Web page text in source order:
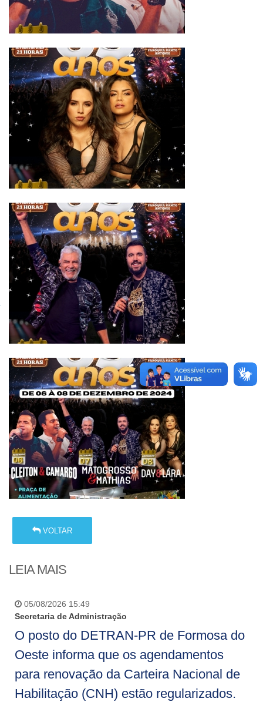
VOLTAR
LEIA MAIS
05/08/2026 15:49
Secretaria de Administração
O posto do DETRAN-PR de Formosa do
Oeste informa que os agendamentos
para renovação da Carteira Nacional de
Habilitação (CNH) estão regularizados.